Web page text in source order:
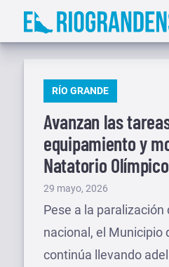
Saltar
PUBLICADO
RÍO GRANDE
Avanzan las
equipamiento y
Natatorio
Publicado
el
29 mayo, 2026
Pese a la paralización
nacional, el Municipio
continúa llevando